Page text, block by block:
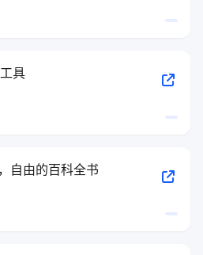
具
自由的百科全书